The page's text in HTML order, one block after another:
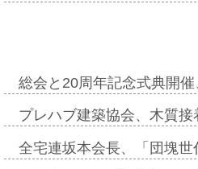
総会と20周年記念式典開
プレハブ建築協会、木質
全宅連坂本会長、「団塊